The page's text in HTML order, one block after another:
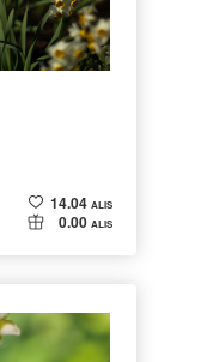
14.04 ALIS
0.00 ALIS